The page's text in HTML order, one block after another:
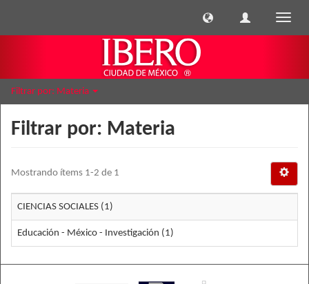
Filtrar por: Materia
Filtrar por: Materia
Mostrando ítems 1-2 de 1
CIENCIAS SOCIALES (1)
Educación - México - Investigación (1)